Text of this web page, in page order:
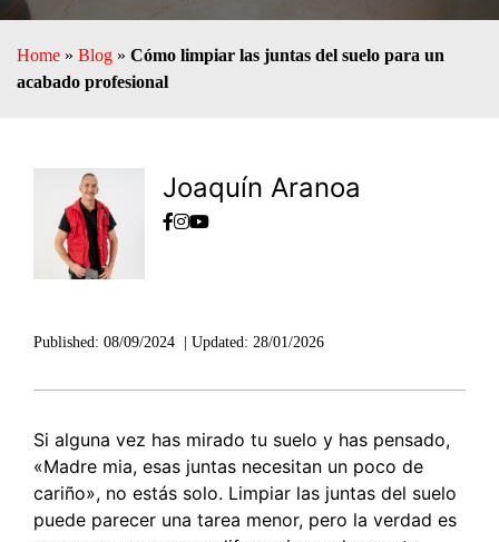
EXPLORAR RUBI
Home » Blog » Cómo limpiar las juntas del suelo para un
acabado profesional
Joaquín Aranoa
Published: 08/09/2024 Updated: 28/01/2026
Si alguna vez has mirado tu suelo y has pensado,
«Madre mia, esas juntas necesitan un poco de
cariño», no estás solo. Limpiar las juntas del suelo
puede parecer una tarea menor, pero la verdad es